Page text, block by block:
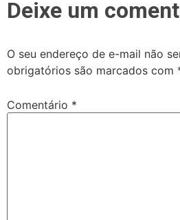
Deixe um
O seu endereço de e-mail não
obrigatórios são marcados com
Comentário *